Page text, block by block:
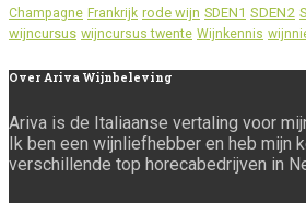
Champagne Frankrijk rode wijn SDEN1 SDEN2
wijncursus wijncursus twente Wijnkennis
Over Ariva Wijnbeleving
Ariva is de Italiaanse vertaling voor
Ik ben een wijnliefhebber en heb mijn
verschillende top horecabedrijven in